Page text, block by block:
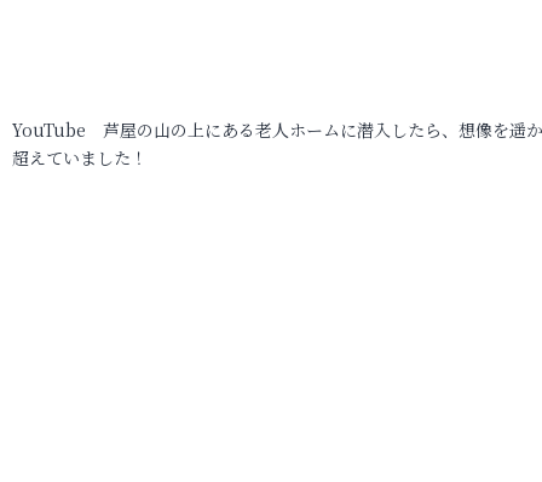
YouTube 芦屋の山の上にある老人ホームに潜入したら、想像を遥
超えていました！